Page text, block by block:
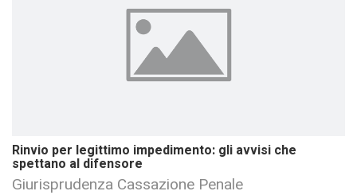
Rinvio per legittimo impedimento: gli avvisi che
spettano al difensore
Giurisprudenza Cassazione Penale